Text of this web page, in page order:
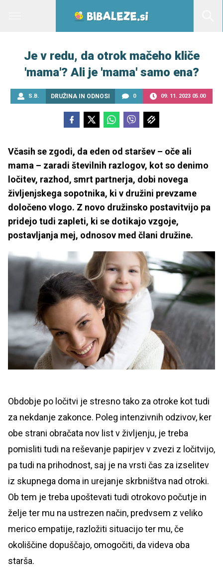
Je v redu, da otrok mačeho kliče
'mama'? Ali je 'mama' samo ena?
S.B. DRUŽINA IN ODNOSI 0 09. 11. 2023 05.00
Včasih se zgodi, da eden od staršev – oče ali
mama – zaradi številnih razlogov, kot so denimo
ločitev, razhod, smrt partnerja, dobi novega
življenjskega sopotnika, ki v družini prevzame
določeno vlogo. Z novo družinsko postavitvijo pa
pridejo tudi zapleti, ki se dotikajo vzgoje,
postavljanja mej, odnosov med člani družine.
Obdobje po ločitvi je stresno tako za otroke kot tudi
za nekdanje zakonce. Poleg intenzivnih odzivov, ker
obe strani obračata nov list v življenju, je treba
pomisliti tudi na reševanje papirjev v zvezi z ločitvijo,
pa tudi na prihodnost, saj je na vrsti čas za izselitev
iz skupnega doma in urejanje skrbništva nad otroki.
Ob tem je treba upoštevati tudi otrokovo počutje in
želje ter mu na ustrezen način, predvsem z veliko
merico empatije, razložiti situacijo ter mu, če
okoliščine dopuščajo, omogočiti, da videva oba
starša.